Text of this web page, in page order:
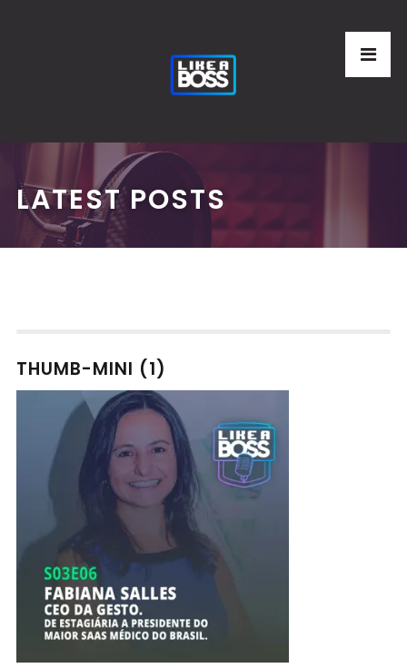
LATEST POSTS
THUMB-MINI (1)